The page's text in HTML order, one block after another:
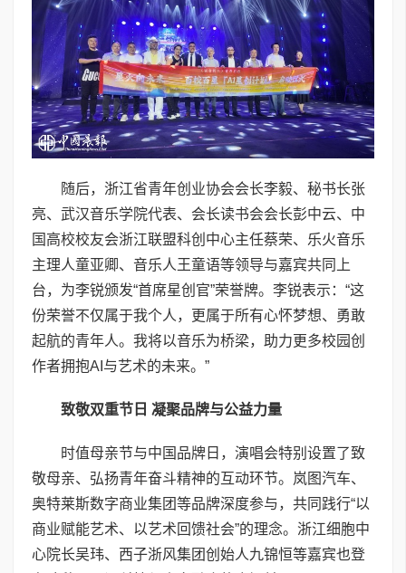
随后，浙江省青年创业协会会长李毅、秘书长张
亮、武汉音乐学院代表、会长读书会会长彭中云、中
国高校校友会浙江联盟科创中心主任蔡荣、乐火音乐
主理人童亚卿、音乐人王童语等领导与嘉宾共同上
台，为李锐颁发“首席星创官”荣誉牌。李锐表示：“这
份荣誉不仅属于我个人，更属于所有心怀梦想、勇敢
起航的青年人。我将以音乐为桥梁，助力更多校园创
作者拥抱AI与艺术的未来。”
致敬双重节日 凝聚品牌与公益力量
时值母亲节与中国品牌日，演唱会特别设置了致
敬母亲、弘扬青年奋斗精神的互动环节。岚图汽车、
奥特莱斯数字商业集团等品牌深度参与，共同践行“以
商业赋能艺术、以艺术回馈社会”的理念。浙江细胞中
心院长吴玮、西子浙风集团创始人九锦恒等嘉宾也登